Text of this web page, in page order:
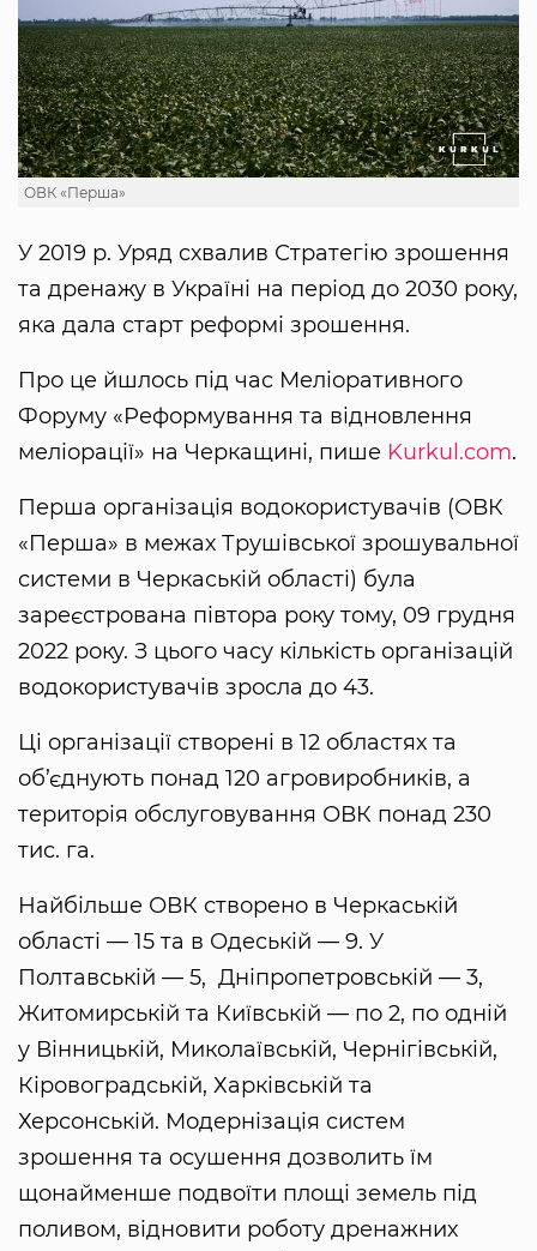
ОВК «Перша»
У 2019 р. Уряд схвалив Стратегію зрошення
та дренажу в Україні на період до 2030 року,
яка дала старт реформі зрошення.
Про це йшлось під час Меліоративного
Форуму «Реформування та відновлення
меліорації» на Черкащині, пише Kurkul.com.
Перша організація водокористувачів (ОВК
«Перша» в межах Трушівської зрошувальної
системи в Черкаській області) була
зареєстрована півтора року тому, 09 грудня
2022 року. З цього часу кількість організацій
водокористувачів зросла до 43.
Ці організації створені в 12 областях та
об’єднують понад 120 агровиробників, а
територія обслуговування ОВК понад 230
тис. га.
Найбільше ОВК створено в Черкаській
області — 15 та в Одеській — 9. У
Полтавській — 5, Дніпропетровській — 3,
Житомирській та Київській — по 2, по одній
у Вінницькій, Миколаївській, Чернігівській,
Кіровоградській, Харківській та
Херсонській. Модернізація систем
зрошення та осушення дозволить їм
щонайменше подвоїти площі земель під
поливом, відновити роботу дренажних